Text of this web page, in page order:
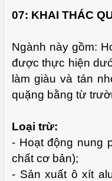
07: KHAI THÁC
Ngành này gồm:
được thực hiện
làm giàu và tán
quặng bằng từ
Loại trừ:
- Hoạt động nung
chất cơ bản);
- Sản xuất ô xít